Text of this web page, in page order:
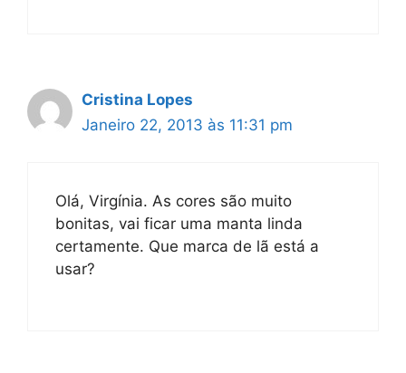
Cristina Lopes
Janeiro 22, 2013 às 11:31 pm
Olá, Virgínia. As cores são muito
bonitas, vai ficar uma manta linda
certamente. Que marca de lã está a
usar?